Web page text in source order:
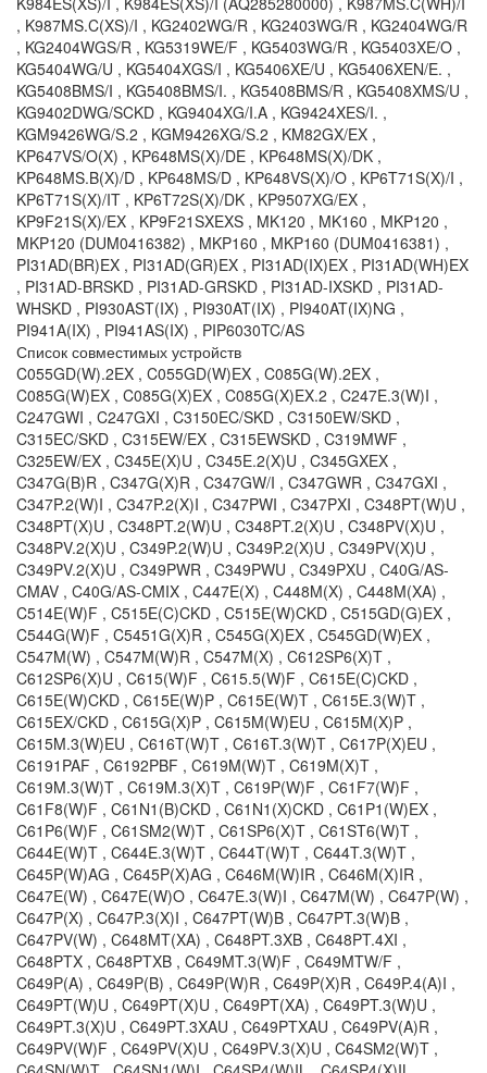
, K987MS.C(XS)/I , KG2402WG/R , KG2403WG/R , KG2404WG/R
, KG2404WGS/R , KG5319WE/F , KG5403WG/R , KG5403XE/O ,
KG5404WG/U , KG5404XGS/I , KG5406XE/U , KG5406XEN/E. ,
KG5408BMS/I , KG5408BMS/I. , KG5408BMS/R , KG5408XMS/U ,
KG9402DWG/SCKD , KG9404XG/I.A , KG9424XES/I. ,
KGM9426WG/S.2 , KGM9426XG/S.2 , KM82GX/EX ,
KP647VS/O(X) , KP648MS(X)/DE , KP648MS(X)/DK ,
KP648MS.B(X)/D , KP648MS/D , KP648VS(X)/O , KP6T71S(X)/I ,
KP6T71S(X)/IT , KP6T72S(X)/DK , KP9507XG/EX ,
KP9F21S(X)/EX , KP9F21SXEXS , MK120 , MK160 , MKP120 ,
MKP120 (DUM0416382) , MKP160 , MKP160 (DUM0416381) ,
PI31AD(BR)EX , PI31AD(GR)EX , PI31AD(IX)EX , PI31AD(WH)EX
, PI31AD-BRSKD , PI31AD-GRSKD , PI31AD-IXSKD , PI31AD-
WHSKD , PI930AST(IX) , PI930AT(IX) , PI940AT(IX)NG ,
PI941A(IX) , PI941AS(IX) , PIP6030TC/AS
Список совместимых устройств
C055GD(W).2EX , C055GD(W)EX , C085G(W).2EX ,
C085G(W)EX , C085G(X)EX , C085G(X)EX.2 , C247E.3(W)I ,
C247GWI , C247GXI , C3150EC/SKD , C3150EW/SKD ,
C315EC/SKD , C315EW/EX , C315EWSKD , C319MWF ,
C325EW/EX , C345E(X)U , C345E.2(X)U , C345GXEX ,
C347G(B)R , C347G(X)R , C347GW/I , C347GWR , C347GXI ,
C347P.2(W)I , C347P.2(X)I , C347PWI , C347PXI , C348PT(W)U ,
C348PT(X)U , C348PT.2(W)U , C348PT.2(X)U , C348PV(X)U ,
C348PV.2(X)U , C349P.2(W)U , C349P.2(X)U , C349PV(X)U ,
C349PV.2(X)U , C349PWR , C349PWU , C349PXU , C40G/AS-
CMAV , C40G/AS-CMIX , C447E(X) , C448M(X) , C448M(XA) ,
C514E(W)F , C515E(C)CKD , C515E(W)CKD , C515GD(G)EX ,
C544G(W)F , C5451G(X)R , C545G(X)EX , C545GD(W)EX ,
C547M(W) , C547M(W)R , C547M(X) , C612SP6(X)T ,
C612SP6(X)U , C615(W)F , C615.5(W)F , C615E(C)CKD ,
C615E(W)CKD , C615E(W)P , C615E(W)T , C615E.3(W)T ,
C615EX/CKD , C615G(X)P , C615M(W)EU , C615M(X)P ,
C615M.3(W)EU , C616T(W)T , C616T.3(W)T , C617P(X)EU ,
C6191PAF , C6192PBF , C619M(W)T , C619M(X)T ,
C619M.3(W)T , C619M.3(X)T , C619P(W)F , C61F7(W)F ,
C61F8(W)F , C61N1(B)CKD , C61N1(X)CKD , C61P1(W)EX ,
C61P6(W)F , C61SM2(W)T , C61SP6(X)T , C61ST6(W)T ,
C644E(W)T , C644E.3(W)T , C644T(W)T , C644T.3(W)T ,
C645P(W)AG , C645P(X)AG , C646M(W)IR , C646M(X)IR ,
C647E(W) , C647E(W)O , C647E.3(W)I , C647M(W) , C647P(W) ,
C647P(X) , C647P.3(X)I , C647PT(W)B , C647PT.3(W)B ,
C647PV(W) , C648MT(XA) , C648PT.3XB , C648PT.4XI ,
C648PTX , C648PTXB , C649MT.3(W)F , C649MTW/F ,
C649P(A) , C649P(B) , C649P(W)R , C649P(X)R , C649P.4(A)I ,
C649PT(W)U , C649PT(X)U , C649PT(XA) , C649PT.3(W)U ,
C649PT.3(X)U , C649PT.3XAU , C649PTXAU , C649PV(A)R ,
C649PV(W)F , C649PV(X)U , C649PV.3(X)U , C64SM2(W)T ,